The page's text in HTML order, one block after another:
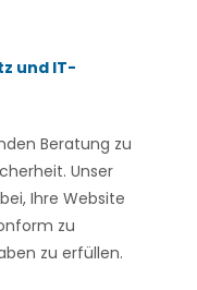
und IT-
Beratung zu
Unser
Ihre Website
zu
zu erfüllen.